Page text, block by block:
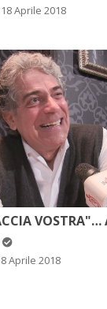
18 Aprile 2018
8 Aprile 2018